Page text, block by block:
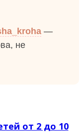
—
не
от 2 до 10